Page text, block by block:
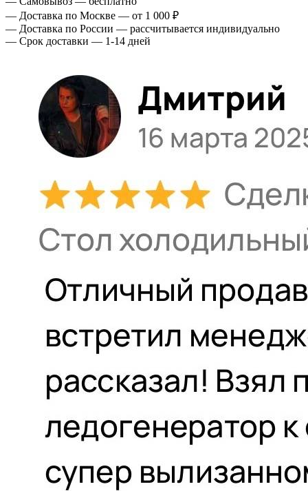
— Доставка по Москве — от 1 000 ₽
— Доставка по России — рассчитывается индивидуально
— Срок доставки — 1-14 дней